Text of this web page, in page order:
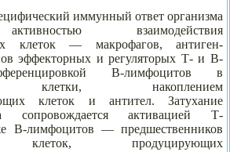
иммунный ответ организма
взаимодействия
клеток — макрофагов, антиген-
эффекторных и регуляторых Т- и В-
В-лимфоцитов в
клетки, накоплением
клеток и антител. Затухание
сопровождается активацией Т-
В-лимфоцитов — предшественников
клеток, продуцирующих